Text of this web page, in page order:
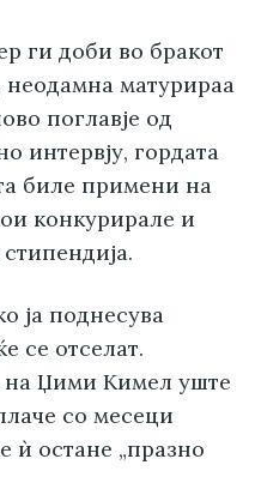
ги доби во бракот
неодамна матурираа
поглавје од
интервју, гордата
биле примени на
конкурирале и
ја поднесува
се отселат.
на Џими Кимел уште
со месеци
ѝ остане „празно